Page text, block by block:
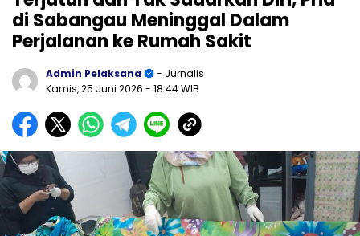
di Sabangau Meninggal Dalam
Perjalanan ke Rumah Sakit
Admin Pelaksana
- Jurnalis
Kamis, 25 Juni 2026 - 18:44 WIB